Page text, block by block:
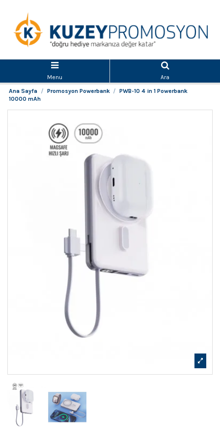
Menu
Ara
Ana Sayfa
Promosyon Powerbank
PWB-10 4 in 1 Powerbank
10000 mAh